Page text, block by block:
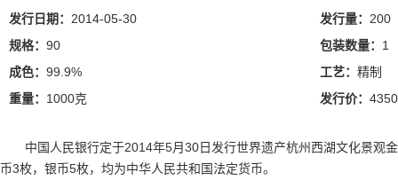
发行日期： 2014-05-30 发行量： 200
规格： 90 包装数量： 1
成色： 99.9% 工艺： 精制
重量： 1000克 发行价：
中国人民银行定于2014年5月30日发行世界遗产杭州西湖文化景观
币3枚，银币5枚，均为中华人民共和国法定货币。